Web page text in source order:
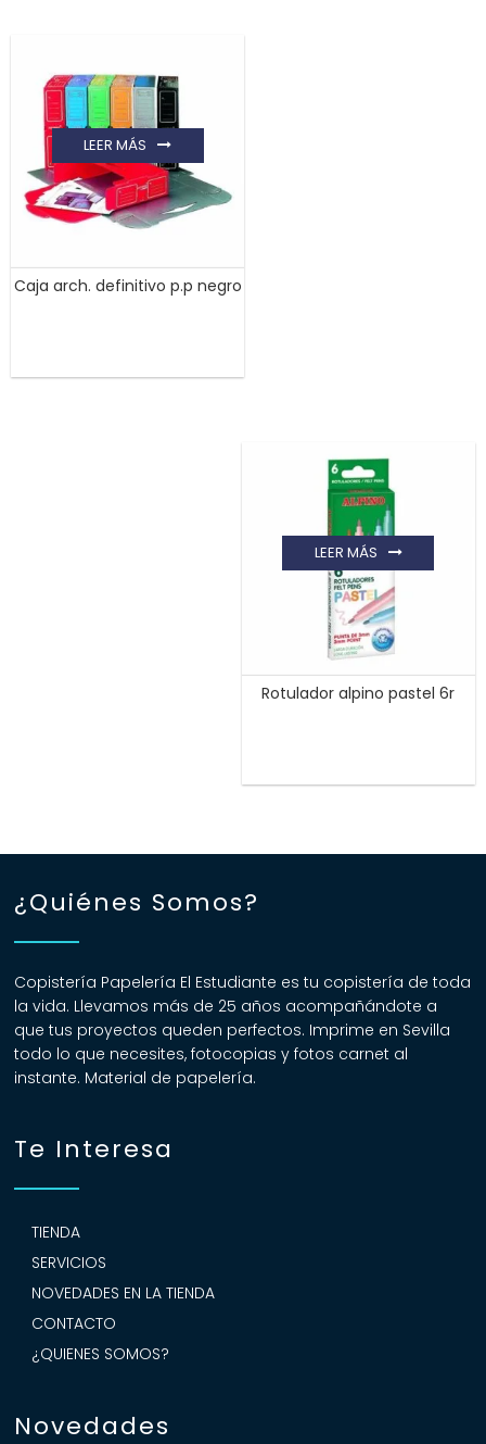
Caja arch. definitivo p.p negro
LEER MÁS
Rotulador alpino pastel 6r
LEER MÁS
¿Quiénes Somos?
Copistería Papelería El Estudiante es tu copistería de toda
la vida. Llevamos más de 25 años acompañándote a
que tus proyectos queden perfectos. Imprime en Sevilla
todo lo que necesites, fotocopias y fotos carnet al
instante. Material de papelería.
Te Interesa
TIENDA
SERVICIOS
NOVEDADES EN LA TIENDA
CONTACTO
¿QUIENES SOMOS?
Novedades